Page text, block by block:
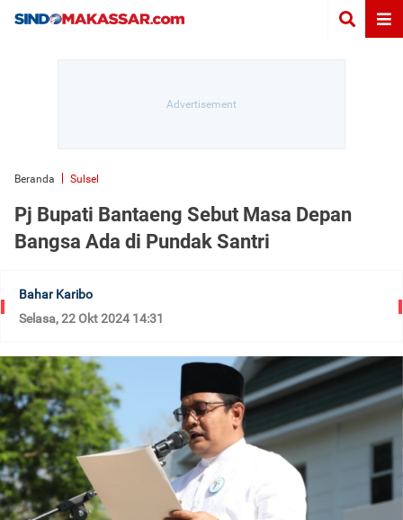
Beranda Sulsel
Pj Bupati Bantaeng Sebut Masa Depan
Bangsa Ada di Pundak Santri
Bahar Karibo
Selasa, 22 Okt 2024 14:31